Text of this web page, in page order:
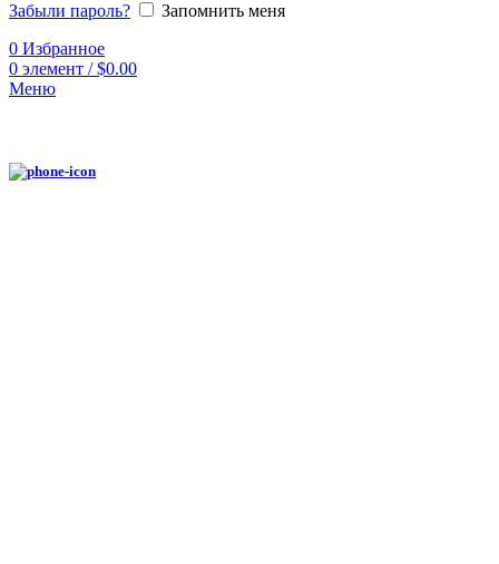
Забыли пароль?
Запомнить меня
0 Избранное
0 элемент / $0.00
Меню